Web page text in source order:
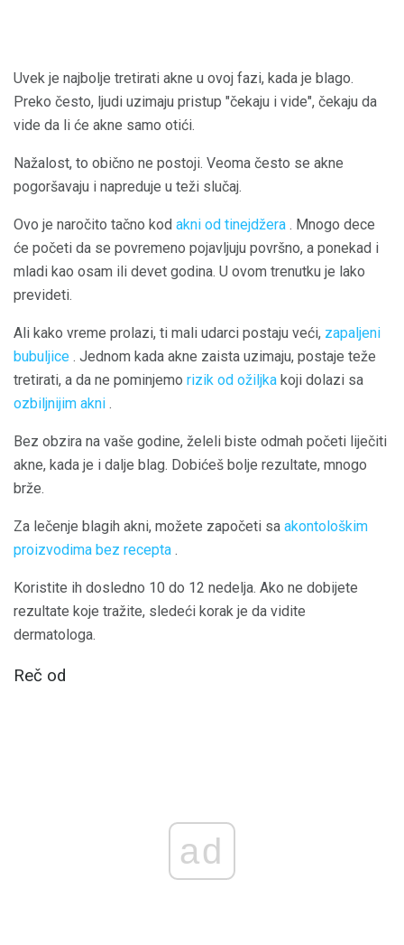
Uvek je najbolje tretirati akne u ovoj fazi, kada je blago.
Preko često, ljudi uzimaju pristup "čekaju i vide", čekaju da
vide da li će akne samo otići.
Nažalost, to obično ne postoji. Veoma često se akne
pogoršavaju i napreduje u teži slučaj.
Ovo je naročito tačno kod akni od tinejdžera . Mnogo dece
će početi da se povremeno pojavljuju površno, a ponekad i
mladi kao osam ili devet godina. U ovom trenutku je lako
prevideti.
Ali kako vreme prolazi, ti mali udarci postaju veći, zapaljeni
bubuljice . Jednom kada akne zaista uzimaju, postaje teže
tretirati, a da ne pominjemo rizik od ožiljka koji dolazi sa
ozbiljnijim akni .
Bez obzira na vaše godine, želeli biste odmah početi liječiti
akne, kada je i dalje blag. Dobićeš bolje rezultate, mnogo
brže.
Za lečenje blagih akni, možete započeti sa akontološkim
proizvodima bez recepta .
Koristite ih dosledno 10 do 12 nedelja. Ako ne dobijete
rezultate koje tražite, sledeći korak je da vidite
dermatologa.
Reč od
ad